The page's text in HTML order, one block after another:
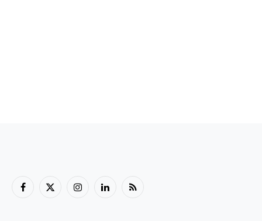
Facebook
X
InstagramLinkedInRSS